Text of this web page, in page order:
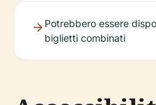
Potrebbero essere
biglietti combinati